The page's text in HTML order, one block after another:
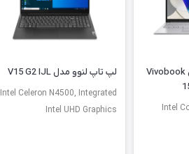
لپ تاپ ایسوس مدل Vivobook
Intel
لپ تاپ لنوو مدل V15 G2 IJL
Intel Celeron N4500, Integrated
Intel UHD Graphics